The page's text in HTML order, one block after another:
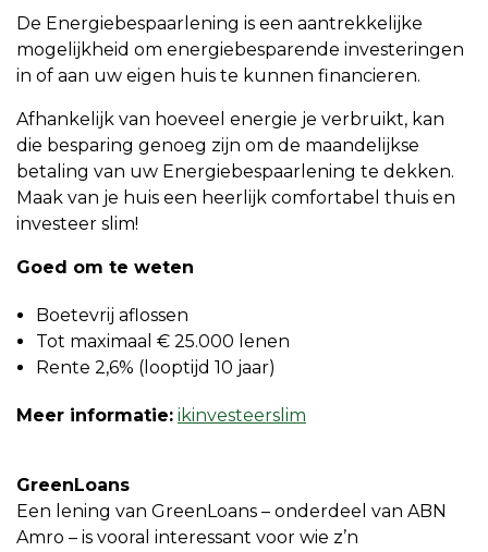
De Energiebespaarlening is een aantrekkelijke
mogelijkheid om energiebesparende investeringen
in of aan uw eigen huis te kunnen financieren.
Afhankelijk van hoeveel energie je verbruikt, kan
die besparing genoeg zijn om de maandelijkse
betaling van uw Energiebespaarlening te dekken.
Maak van je huis een heerlijk comfortabel thuis en
investeer slim!
Goed om te weten
Boetevrij aflossen
Tot maximaal € 25.000 lenen
Rente 2,6% (looptijd 10 jaar)
Meer informatie: ikinvesteerslim
GreenLoans
Een lening van GreenLoans – onderdeel van ABN
Amro – is vooral interessant voor wie z’n